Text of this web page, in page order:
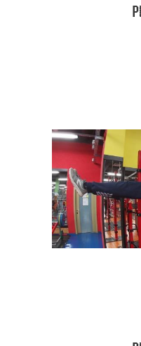
пресс